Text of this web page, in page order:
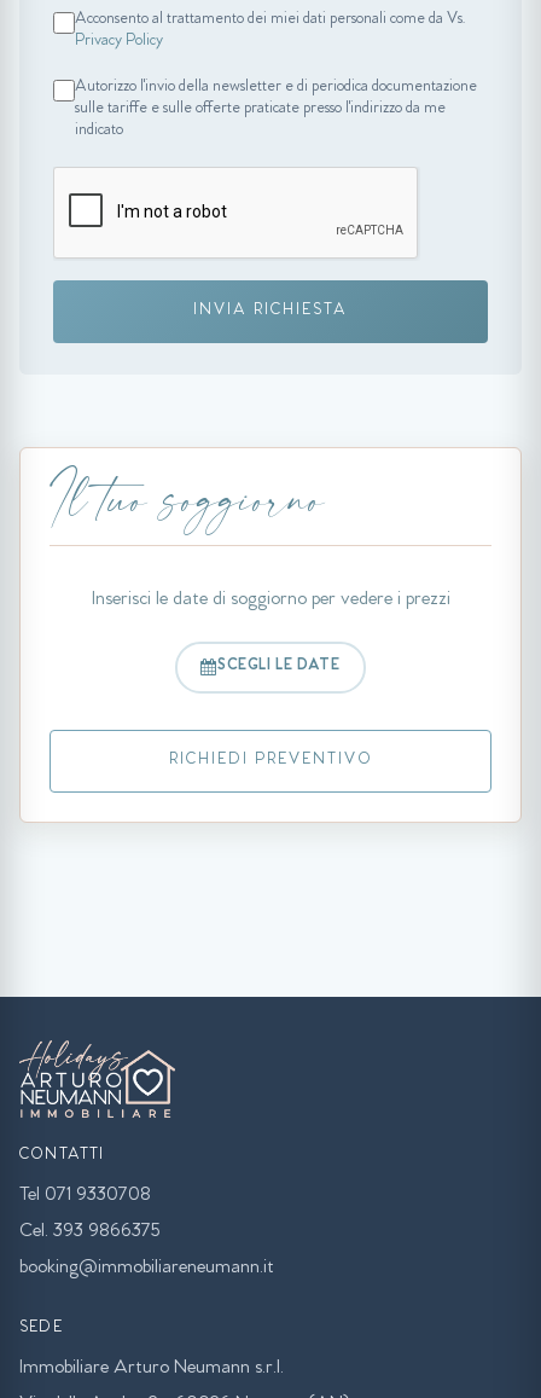
Acconsento al trattamento dei miei dati personali come da Vs.
Privacy Policy
Autorizzo l'invio della newsletter e di periodica documentazione
sulle tariffe e sulle offerte praticate presso l'indirizzo da me
indicato
INVIA RICHIESTA
Il tuo soggiorno
Inserisci le date di soggiorno per vedere i prezzi
SCEGLI LE DATE
RICHIEDI PREVENTIVO
CONTATTI
Tel 071 9330708
Cel. 393 9866375
booking@immobiliareneumann.it
SEDE
Immobiliare Arturo Neumann s.r.l.